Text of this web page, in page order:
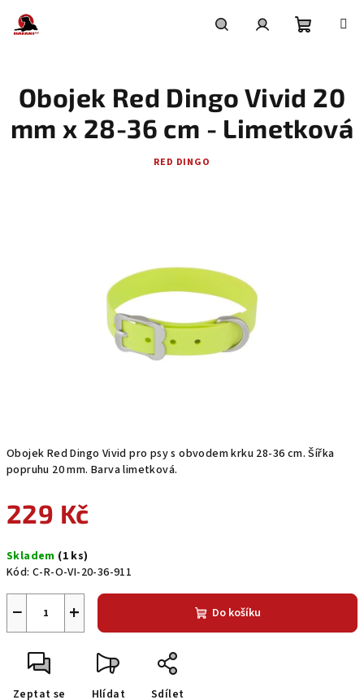
obsah
košík
Obojek Red Dingo Vivid pro psy s obvodem krku 28-36 cm. Šířka
popruhu 20 mm. Barva limetková.
229 Kč
cena:
Skladem (1 ks)
Kód: C-R-O-VI-20-36-911
+
− Do košíku
Zeptat se Hlídat Sdílet
Obojek Red Dingo Vivid 20
mm x 28-36 cm - Limetková
RED DINGO